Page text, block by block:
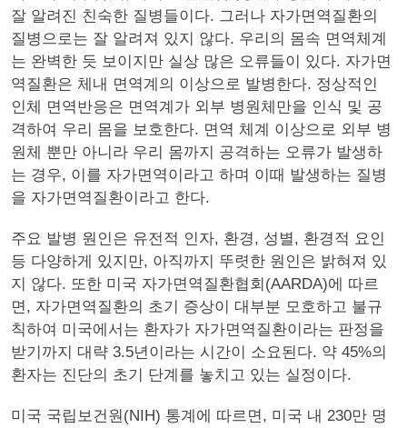
잘 알려진 친숙한 질병들이다. 그러나 자가면역질환의
질병으로는 잘 알려져 있지 않다. 우리의 몸속 면역체계
는 완벽한 듯 보이지만 실상 많은 오류들이 있다. 자가면
역질환은 체내 면역계의 이상으로 발병한다. 정상적인
인체 면역반응은 면역계가 외부 병원체만을 인식 및 공
격하여 우리 몸을 보호한다. 면역 체계 이상으로 외부 병
원체 뿐만 아니라 우리 몸까지 공격하는 오류가 발생하
는 경우, 이를 자가면역이라고 하며 이때 발생하는 질병
을 자가면역질환이라고 한다.
주요 발병 원인은 유전적 인자, 환경, 성별, 환경적 요인
등 다양하게 있지만, 아직까지 뚜렷한 원인은 밝혀져 있
지 않다. 또한 미국 자가면역질환협회(AARDA)에 따르
면, 자가면역질환의 초기 증상이 대부분 모호하고 불규
칙하여 미국에서는 환자가 자가면역질환이라는 판정을
받기까지 대략 3.5년이라는 시간이 소요된다. 약 45%의
환자는 진단의 초기 단계를 놓치고 있는 실정이다.
미국 국립보건원(NIH) 통계에 따르면, 미국 내 230만 명